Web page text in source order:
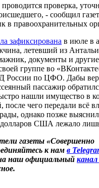
проверка,
- сообщил
в правоохранительных
зафиксирована в июле в
летевший из
документы и
группе во
России по ЦФО. Дабы
пассажир
нашли имущество в
чего передали всё
однако позже
долларов США лежало
газеты «Совершенно
к нам в
наш официальный канал